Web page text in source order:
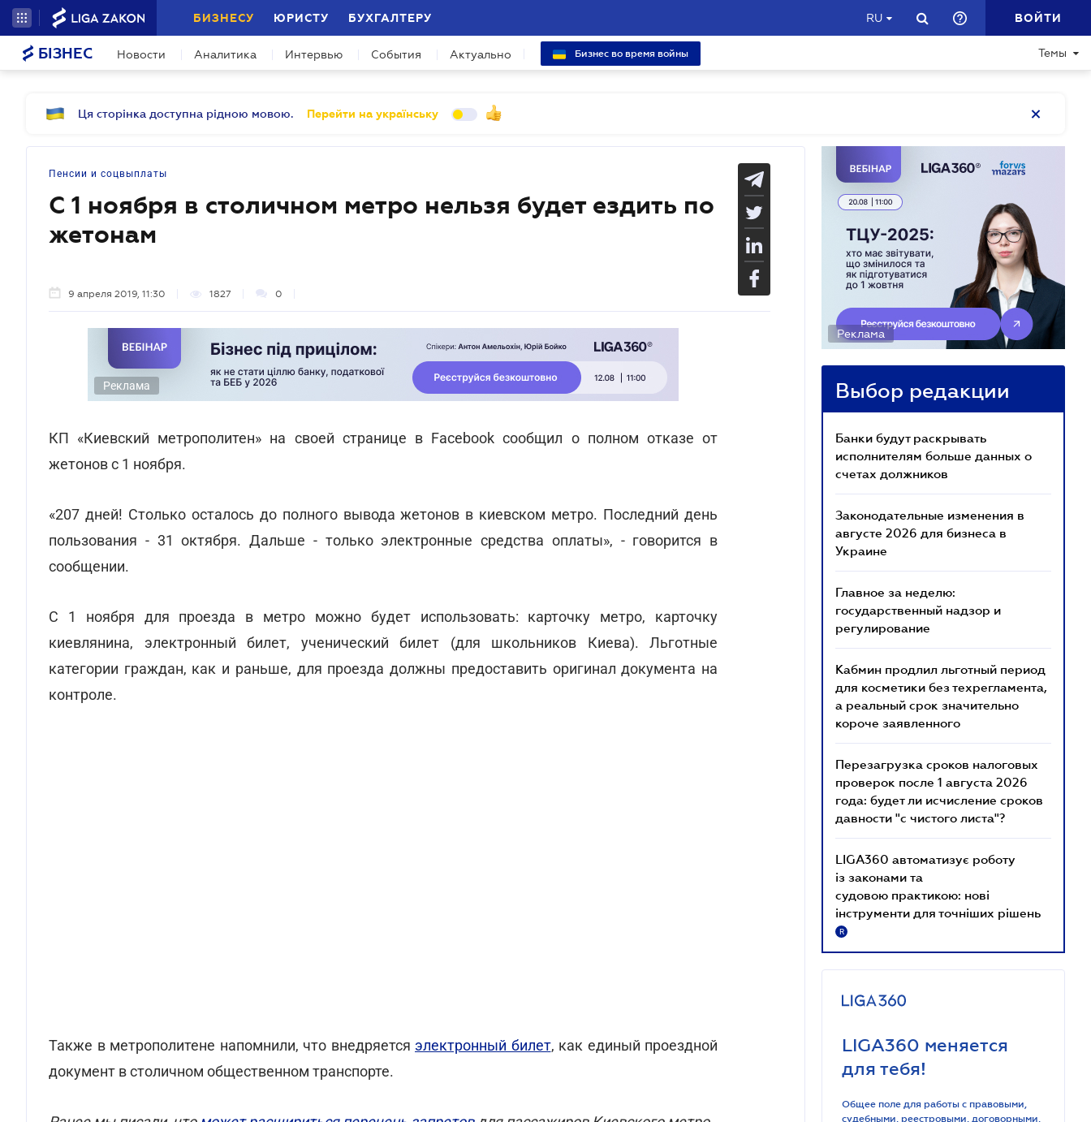
БИЗНЕСУ ЮРИСТУ БУХГАЛТЕРУ RU ВОЙТИ
БІЗНЕС Новости Аналитика Интервью События Актуально Бизнес во время войны Темы
Ця сторінка доступна рідною мовою. Перейти на українську
Пенсии и соцвыплаты
С 1 ноября в столичном метро нельзя будет ездить по
жетонам
9 апреля 2019, 11:30 1827 0
Реклама
КП «Киевский метрополитен» на своей странице в Facebook сообщил о полном отказе от
жетонов с 1 ноября.
«207 дней! Столько осталось до полного вывода жетонов в киевском метро. Последний день
пользования - 31 октября. Дальше - только электронные средства оплаты», - говорится в
сообщении.
С 1 ноября для проезда в метро можно будет использовать: карточку метро, карточку
киевлянина, электронный билет, ученический билет (для школьников Киева). Льготные
категории граждан, как и раньше, для проезда должны предоставить оригинал документа на
контроле.
Также в метрополитене напомнили, что внедряется электронный билет, как единый проездной
документ в столичном общественном транспорте.
Реклама
Выбор редакции
Банки будут раскрывать
исполнителям больше данных о
счетах должников
Законодательные изменения в
августе 2026 для бизнеса в
Украине
Главное за неделю:
государственный надзор и
регулирование
Кабмин продлил льготный период
для косметики без техрегламента,
а реальный срок значительно
короче заявленного
Перезагрузка сроков налоговых
проверок после 1 августа 2026
года: будет ли исчисление сроков
давности "с чистого листа"?
LIGA360 автоматизує роботу
із законами та
судовою практикою: нові
інструменти для точніших рішень
R
LIGA360 меняется
для тебя!
Общее поле для работы с правовыми,
судебными, реестровыми, договорными,